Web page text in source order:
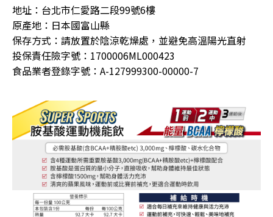
地址：台北市仁愛路二段99號6樓
原產地：日本國富山縣
保存方式：請放置於陰涼乾燥處，並避免高溫陽光直射
投保責任險字號：1700006ML000423
食品業者登錄字號：A-127999300-00000-7